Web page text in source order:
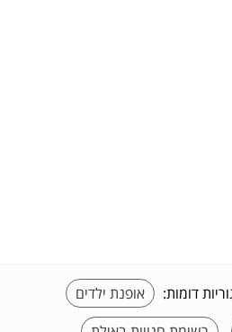
דומות:
אופנת ילדים